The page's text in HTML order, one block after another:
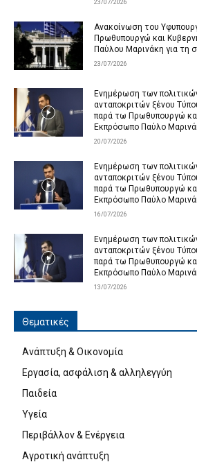
23/07/2026
Ανακοίνωση του
Πρωθυπουργώ και
Παύλου Μαρινάκη για τη
23/07/2026
Ενημέρωση των
ανταποκριτών ξένου
παρά τω Πρωθυπουργώ
Εκπρόσωπο Παύλο
20/07/2026
Ενημέρωση των
ανταποκριτών ξένου
παρά τω Πρωθυπουργώ
Εκπρόσωπο Παύλο
16/07/2026
Ενημέρωση των
ανταποκριτών ξένου
παρά τω Πρωθυπουργώ
Εκπρόσωπο Παύλο
13/07/2026
Θεματικές
Ανάπτυξη & Οικονομία
Εργασία, ασφάλιση & αλληλεγγύη
Παιδεία
Υγεία
Περιβάλλον & Ενέργεια
Αγροτική ανάπτυξη